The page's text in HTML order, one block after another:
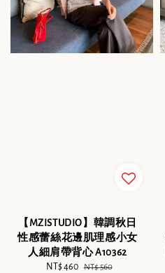
【MZISTUDIO】韓調秋日
性感蕾絲花邊肌理感小女
人細肩帶背心 A10362
Sale
NT$ 460 Regular
NT$ 560